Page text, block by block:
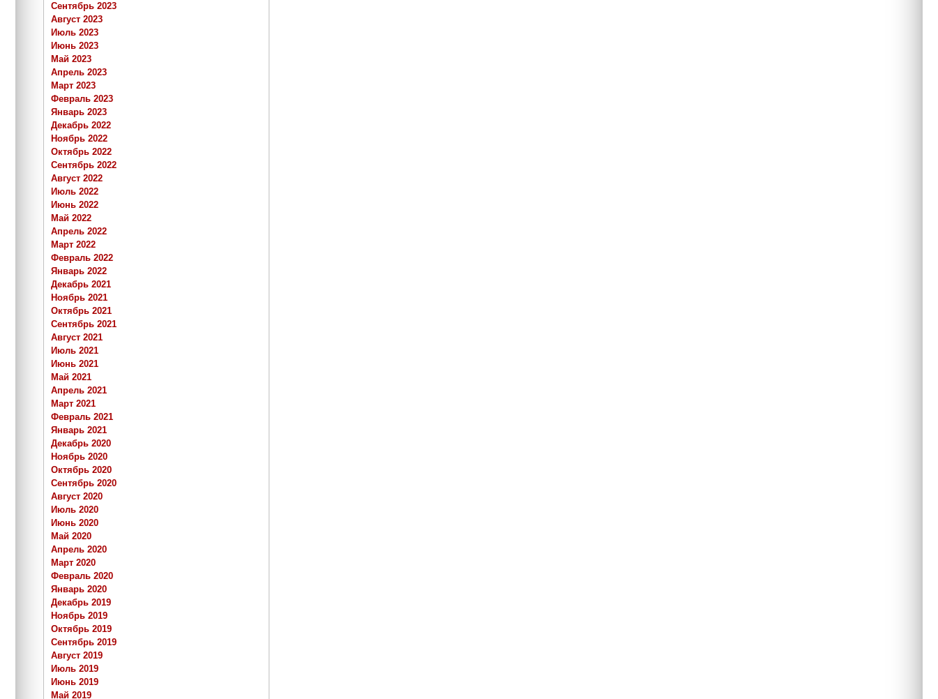
Сентябрь 2023
Август 2023
Июль 2023
Июнь 2023
Май 2023
Апрель 2023
Март 2023
Февраль 2023
Январь 2023
Декабрь 2022
Ноябрь 2022
Октябрь 2022
Сентябрь 2022
Август 2022
Июль 2022
Июнь 2022
Май 2022
Апрель 2022
Март 2022
Февраль 2022
Январь 2022
Декабрь 2021
Ноябрь 2021
Октябрь 2021
Сентябрь 2021
Август 2021
Июль 2021
Июнь 2021
Май 2021
Апрель 2021
Март 2021
Февраль 2021
Январь 2021
Декабрь 2020
Ноябрь 2020
Октябрь 2020
Сентябрь 2020
Август 2020
Июль 2020
Июнь 2020
Май 2020
Апрель 2020
Март 2020
Февраль 2020
Январь 2020
Декабрь 2019
Ноябрь 2019
Октябрь 2019
Сентябрь 2019
Август 2019
Июль 2019
Июнь 2019
Май 2019